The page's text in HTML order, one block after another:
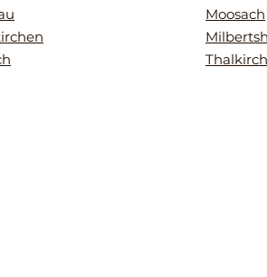
Moosach